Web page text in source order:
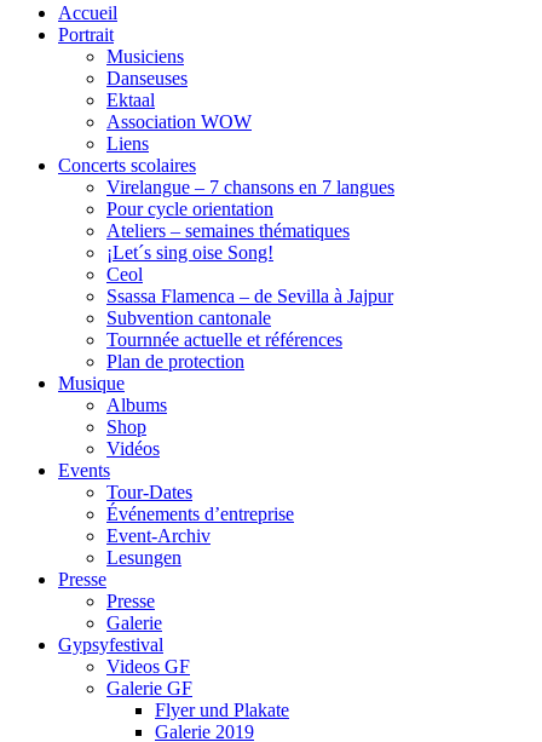
Accueil
Portrait
Musiciens
Danseuses
Ektaal
Association WOW
Liens
Concerts scolaires
Virelangue – 7 chansons en 7 langues
Pour cycle orientation
Ateliers – semaines thématiques
¡Let´s sing oise Song!
Ceol
Ssassa Flamenca – de Sevilla à Jajpur
Subvention cantonale
Tournnée actuelle et références
Plan de protection
Musique
Albums
Shop
Vidéos
Events
Tour-Dates
Événements d’entreprise
Event-Archiv
Lesungen
Presse
Presse
Galerie
Gypsyfestival
Videos GF
Galerie GF
Flyer und Plakate
Galerie 2019